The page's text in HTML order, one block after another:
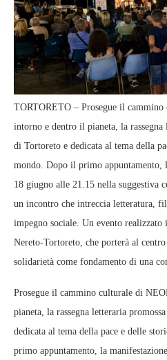
TORTORETO – Prosegue il
intorno e dentro il pianeta, la rassegna
di Tortoreto e dedicata al tema della
mondo. Dopo il primo appuntamento,
18 giugno alle 21.15 nella suggestiva
un incontro che intreccia letteratura,
impegno sociale. Un evento
Nereto‑Tortoreto, che porterà al
solidarietà come fondamento di una
Prosegue il cammino culturale di
pianeta, la rassegna letteraria
dedicata al tema della pace e delle
primo appuntamento, la